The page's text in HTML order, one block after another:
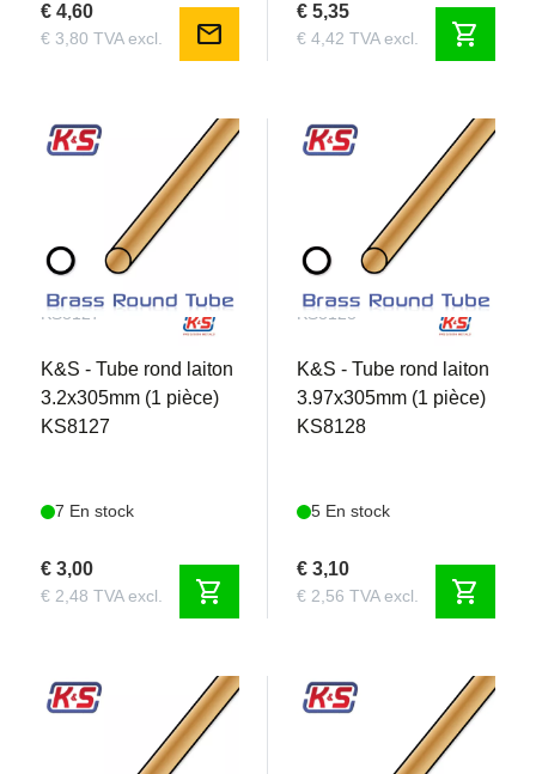
€ 4,60
€ 3,80 TVA excl. mail
€ 5,35
€ 4,42 TVA excl. shopping_cart
KS8127
K&S - Tube rond laiton
3.2x305mm (1 pièce)
KS8127
7 En stock
€ 3,00
€ 2,48 TVA excl. shopping_cart
KS8128
K&S - Tube rond laiton
3.97x305mm (1 pièce)
KS8128
5 En stock
€ 3,10
€ 2,56 TVA excl. shopping_cart